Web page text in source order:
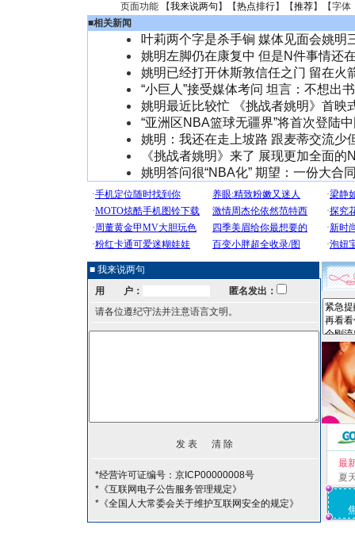
页面功能 【我来说两句 】【热点排行】【推荐】【字体
■相关新闻
叶莉两个字是杀手锏 媒体见面会姚明
姚明左脚仍在康复中 但是N件事情还
姚明已经打开休斯敦信任之门 留在火
“小巨人”接受媒体考问 坦言：不想出
姚明最近比较忙 《挑战者姚明》首映
“亚洲区NBA篮球无疆界”将首次登陆
姚明：我还在走上坡路 跟麦蒂交流少
《挑战者姚明》来了 展现更加全面的
姚明答问很“NBA化” 期望：一份大合
■ 我来说两句
用 户：
匿名发出：
请各位遵纪守法并注意语言文明。
*经营许可证编号：京ICP00000008号
*《互联网电子公告服务管理规定》
*《全国人大常委会关于维护互联网安全的规定》
最
夏